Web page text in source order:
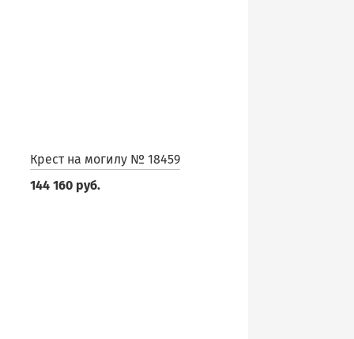
Крест на могилу № 18459
144 160 руб.